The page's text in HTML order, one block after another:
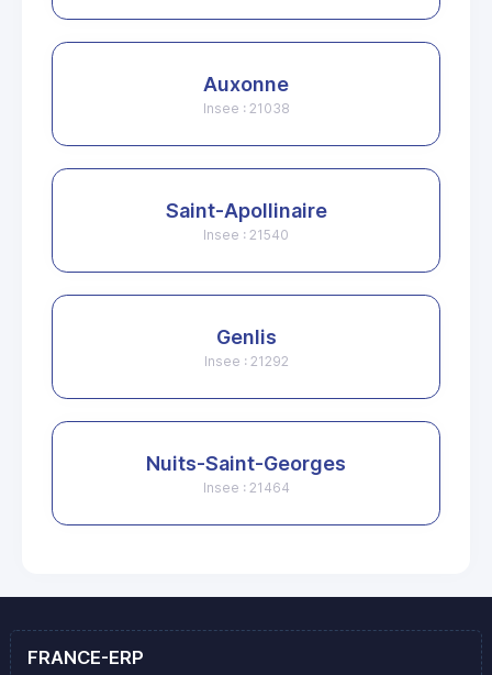
Auxonne
Insee : 21038
Saint-Apollinaire
Insee : 21540
Genlis
Insee : 21292
Nuits-Saint-Georges
Insee : 21464
FRANCE-ERP